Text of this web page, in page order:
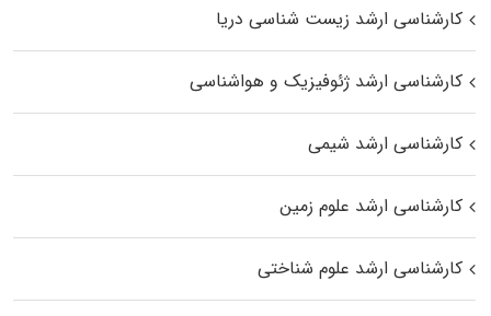
کارشناسی ارشد زیست‌ شناسی دریا
کارشناسی ارشد ژئوفیزیک و هواشناسی
کارشناسی ارشد شیمی
کارشناسی ارشد علوم زمین
کارشناسی ارشد علوم شناختی